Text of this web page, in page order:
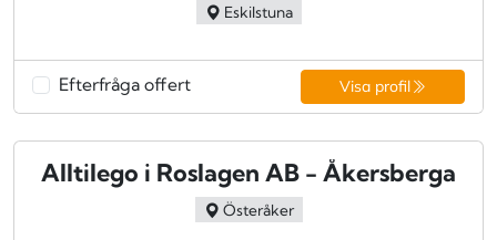
Eskilstuna
Efterfråga offert Visa profil
Alltilego i Roslagen AB - Åkersberga
Österåker